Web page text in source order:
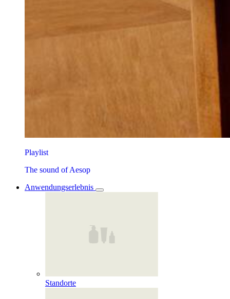
Playlist
The sound of Aesop
Anwendungserlebnis
Standorte